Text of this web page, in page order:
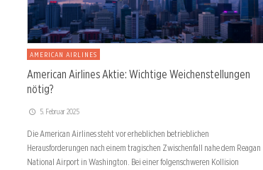
AMERICAN AIRLINES
American Airlines Aktie: Wichtige Weichenstellungen
nötig?
5. Februar 2025
Die American Airlines steht vor erheblichen betrieblichen
Herausforderungen nach einem tragischen Zwischenfall nahe dem Reagan
National Airport in Washington. Bei einer folgenschweren Kollision